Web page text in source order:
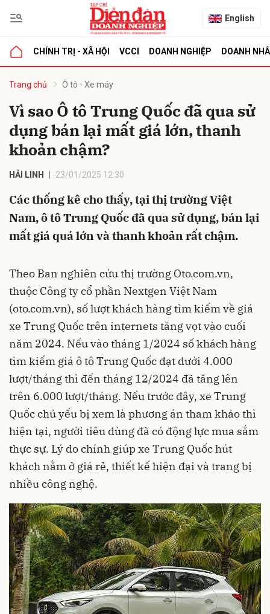
English
CHÍNH TRỊ - XÃ HỘI VCCI DOANH NGHIỆP DOANH
Trang chủ Ô tô - Xe máy
Vì sao Ô tô Trung Quốc đã qua sử
dụng bán lại mất giá lớn, thanh
khoản chậm?
HẢI LINH 23/01/2025 12:30
Các thống kê cho thấy, tại thị trường Việt
Nam, ô tô Trung Quốc đã qua sử dụng, bán lại
mất giá quá lớn và thanh khoản rất chậm.
Theo Ban nghiên cứu thị trường Oto.com.vn,
thuộc Công ty cổ phần Nextgen Việt Nam
(oto.com.vn), số lượt khách hàng tìm kiếm về giá
xe Trung Quốc trên internets tăng vọt vào cuối
năm 2024. Nếu vào tháng 1/2024 số khách hàng
tìm kiếm giá ô tô Trung Quốc đạt dưới 4.000
lượt/tháng thì đến tháng 12/2024 đã tăng lên
trên 6.000 lượt/tháng. Nếu trước đây, xe Trung
Quốc chủ yếu bị xem là phương án tham khảo thì
hiện tại, người tiêu dùng đã có động lực mua sắm
thực sự. Lý do chính giúp xe Trung Quốc hút
khách nằm ở giá rẻ, thiết kế hiện đại và trang bị
nhiều công nghệ.
luận
Hủy